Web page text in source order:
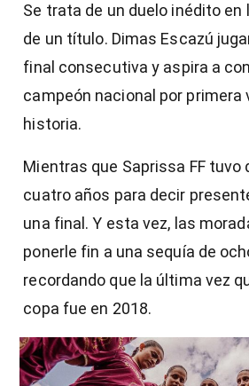
Se trata de un duelo inédito
de un título. Dimas Escazú
final consecutiva y aspira a
campeón nacional por primera
historia.
Mientras que Saprissa FF tuvo
cuatro años para decir
una final. Y esta vez, las
ponerle fin a una sequía de
recordando que la última vez
copa fue en 2018.